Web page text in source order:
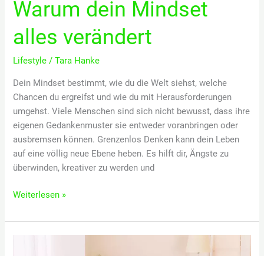
Warum dein Mindset
alles verändert
Lifestyle /Tara Hanke
Dein Mindset bestimmt, wie du die Welt siehst, welche
Chancen du ergreifst und wie du mit Herausforderungen
umgehst. Viele Menschen sind sich nicht bewusst, dass ihre
eigenen Gedankenmuster sie entweder voranbringen oder
ausbremsen können. Grenzenlos Denken kann dein Leben
auf eine völlig neue Ebene heben. Es hilft dir, Ängste zu
überwinden, kreativer zu werden und
Grenzenlos
Warum
Weiterlesen »